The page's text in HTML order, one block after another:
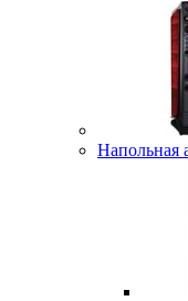
Напольная